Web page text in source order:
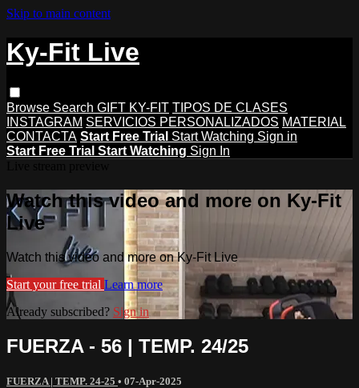
Skip to main content
Ky-Fit Live
Browse Search GIFT KY-FIT TIPOS DE CLASES
INSTAGRAM SERVICIOS PERSONALIZADOS MATERIAL
CONTACTA Start Free Trial Start Watching Sign in
Start Free Trial Start Watching Sign In
Watch this video and more on Ky-Fit
Live
Watch this video and more on Ky-Fit Live
Start your free trial Learn more
Already subscribed? Sign in
FUERZA - 56 | TEMP. 24/25
FUERZA | TEMP. 24-25 • 07-Apr-2025